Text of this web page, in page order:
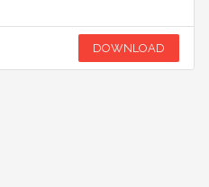
DOWNLOAD